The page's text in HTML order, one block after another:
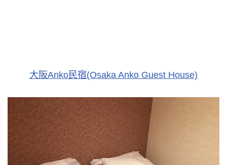
大阪Anko民宿(Osaka Anko Guest House)